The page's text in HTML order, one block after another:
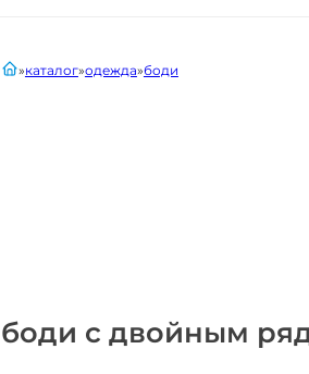
боди с двойным
главнаякаталог одежда боди